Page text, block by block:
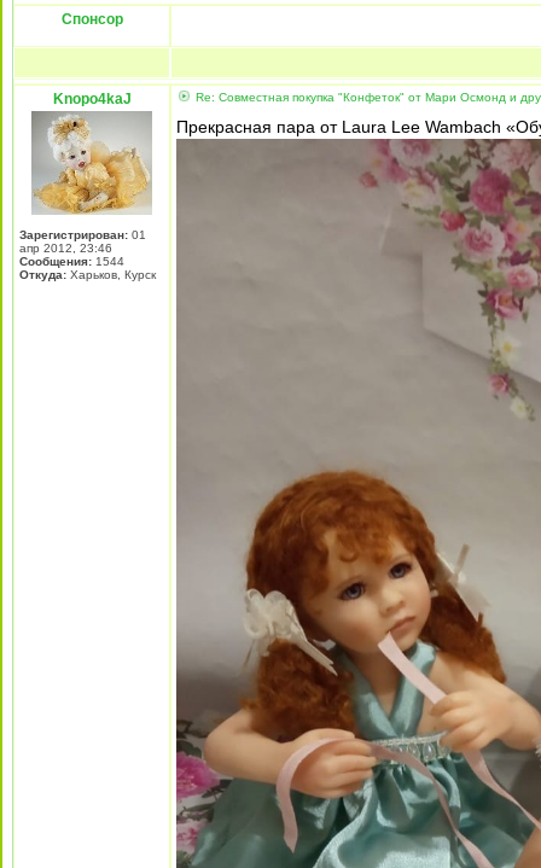
Спонсор
Knopo4kaJ
Зарегистрирован: 01
апр 2012, 23:46
Сообщения: 1544
Откуда: Харьков, Курск
Re: Совместная покупка "Конфеток" от Мари Осмонд и
Прекрасная пара от Laura Lee Wambach